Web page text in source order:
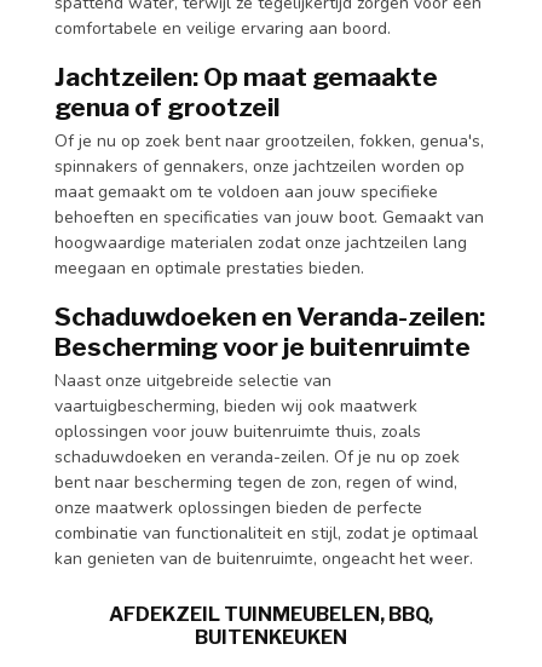
comfortabele en veilige ervaring aan boord.
Jachtzeilen: Op maat gemaakte
genua of grootzeil
Of je nu op zoek bent naar grootzeilen, fokken, genua's,
spinnakers of gennakers, onze jachtzeilen worden op
maat gemaakt om te voldoen aan jouw specifieke
behoeften en specificaties van jouw boot. Gemaakt van
hoogwaardige materialen zodat onze jachtzeilen lang
meegaan en optimale prestaties bieden.
Schaduwdoeken en Veranda-zeilen:
Bescherming voor je buitenruimte
Naast onze uitgebreide selectie van
vaartuigbescherming, bieden wij ook maatwerk
oplossingen voor jouw buitenruimte thuis, zoals
schaduwdoeken en veranda-zeilen. Of je nu op zoek
bent naar bescherming tegen de zon, regen of wind,
onze maatwerk oplossingen bieden de perfecte
combinatie van functionaliteit en stijl, zodat je optimaal
kan genieten van de buitenruimte, ongeacht het weer.
AFDEKZEIL TUINMEUBELEN, BBQ,
BUITENKEUKEN